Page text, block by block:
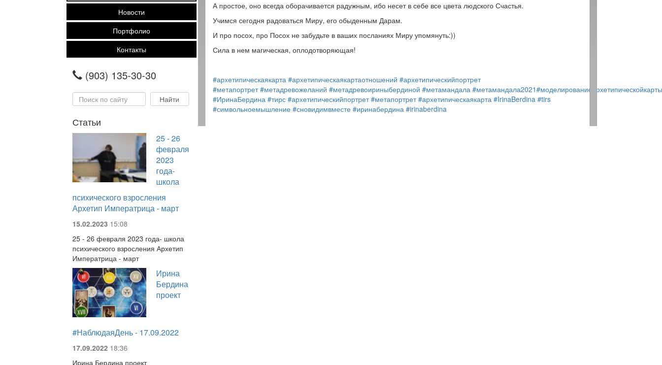
Новости
Портфолио
Контакты
(903) 135-30-30
Статьи
25 - 26
февраля
2023
года-
школа
психического взросления
Архетип Императрица - март
15.02.2023 15:08
25 - 26 февраля 2023 года- школа
психического взросления Архетип
Императрица - март
Ирина
Бердина
проект
#НаблюдаяДень - 17.09.2022
17.09.2022 18:36
Ирина Бердина проект
А простое, оно всегда оборачивается радужным, ибо несет в себе все цвета людского Счастья.
Учимся сегодня радоваться Миру, его обыденным Дарам.
И про посох, про Посох не забудьте в ваших посланиях Миру упомянуть:))
Сила в нем магическая, оплодотворяющая!
#архетипическаякарта #архетипическаякартаотношений #архетипическийпортрет
#метапортрет #метадревожеланий #метадревоириныбердиной #метамандала #метамандала2021#моделированиеархетипическойкарты
#ИринаБердина #тирс #архетипическийпортрет #метапортрет #архетипическаякарта #IrinaBerdina #tirs
#символьноемышление #сновидимвместе #иринабердина #irinaberdina